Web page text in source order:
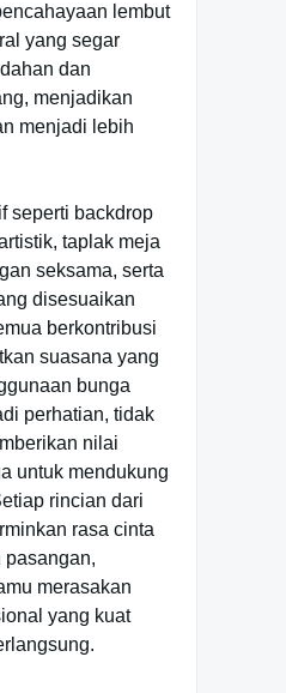
lembut
yang segar
dan
menjadikan
menjadi lebih
seperti backdrop
taplak meja
seksama, serta
disesuaikan
berkontribusi
suasana yang
bunga
perhatian, tidak
nilai
untuk mendukung
rincian dari
rasa cinta
pasangan,
merasakan
yang kuat